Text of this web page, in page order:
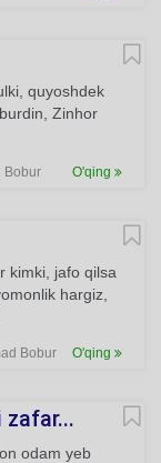
quyoshdek
Zinhor
Bobur O'qing
kimki, jafo qilsa
hargiz,
Bobur O'qing
odam yeb